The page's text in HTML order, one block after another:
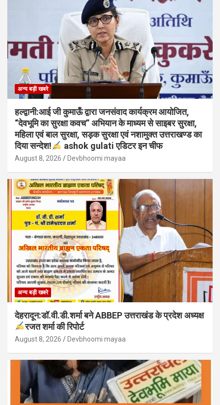
अन्य बड़ी खबरे
हल्द्वानी:आई जी कुमाऊँ द्वारा जनसंवाद कार्यक्रम आयोजित,
“देवभूमि का सुरक्षा कवच” अभियान के माध्यम से साइबर सुरक्षा,
महिला एवं बाल सुरक्षा, सड़क सुरक्षा एवं नशामुक्त उत्तराखण्ड का
दिया सन्देश!
ashok gulati एडिटर इन चीफ
August 8, 2026 Devbhoomi mayaa
अन्य बड़ी खबरे
देहरादून:डॉ.वी.डी.शर्मा बने ABBEP उत्तराखंड के प्रदेश अध्यक्ष
रजत शर्मा की रिपोर्ट
August 8, 2026 Devbhoomi mayaa